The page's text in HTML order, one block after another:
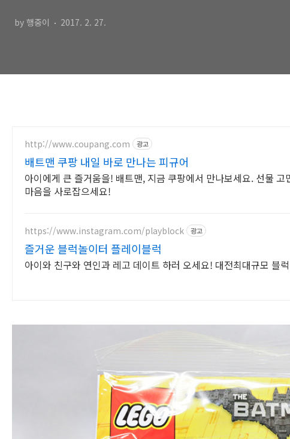
by 행중이 2017. 2. 27.
http://www.coupang.com 광고
배트맨 쿠팡 내일 바로 만나는 피규어
아이에게 큰 즐거움을! 배트맨, 지금 쿠팡에서 만나보세요. 선물
마음을 사로잡으세요!
https://www.instagram.com/playblock 광고
즐거운 블럭놀이터 플레이블럭
아이와 친구와 연인과 레고 데이트 하러 오세요! 대전최대규모 블